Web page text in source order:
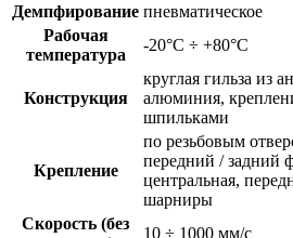
Демпфирование пневматическое
Рабочая
температура
-20°C ÷ +80°C
Конструкция
круглая гильза из
алюминия,
шпильками
Крепление
по резьбовым
передний / задний
центральная,
шарниры
Скорость (без
10 ÷ 1000 мм/с